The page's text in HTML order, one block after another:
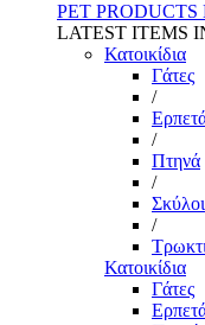
PET PRODUCTS
LATEST ITEMS
Κατοικίδια
Γάτες
/
/
Πτηνά
/
Σκύλοι
/
Κατοικίδια
Γάτες